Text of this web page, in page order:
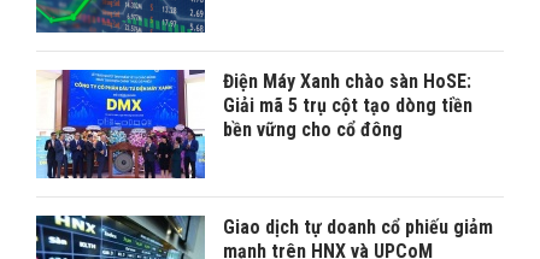
Điện Máy Xanh chào sàn HoSE:
Giải mã 5 trụ cột tạo dòng tiền
bền vững cho cổ đông
Giao dịch tự doanh cổ phiếu giảm
mạnh trên HNX và UPCoM